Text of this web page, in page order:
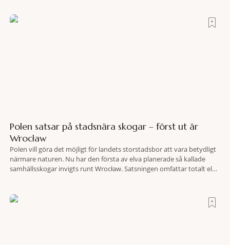
Polen satsar på stadsnära skogar – först ut är
Wrocław
Polen vill göra det möjligt för landets storstadsbor att vara betydligt
närmare naturen. Nu har den första av elva planerade så kallade
samhällsskogar invigts runt Wrocław. Satsningen omfattar totalt elva
fler människor ska kunna promenera, motionera